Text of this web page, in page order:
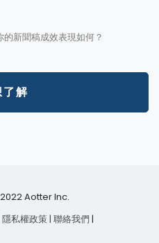
新聞稿成效表現如何？
了解
Aotter Inc.
隱私權政策| 聯絡我們 |